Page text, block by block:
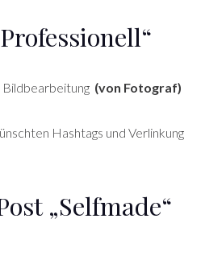
Bildbearbeitung (von Fotograf)
Hashtags und Verlinkung
„Selfmade“